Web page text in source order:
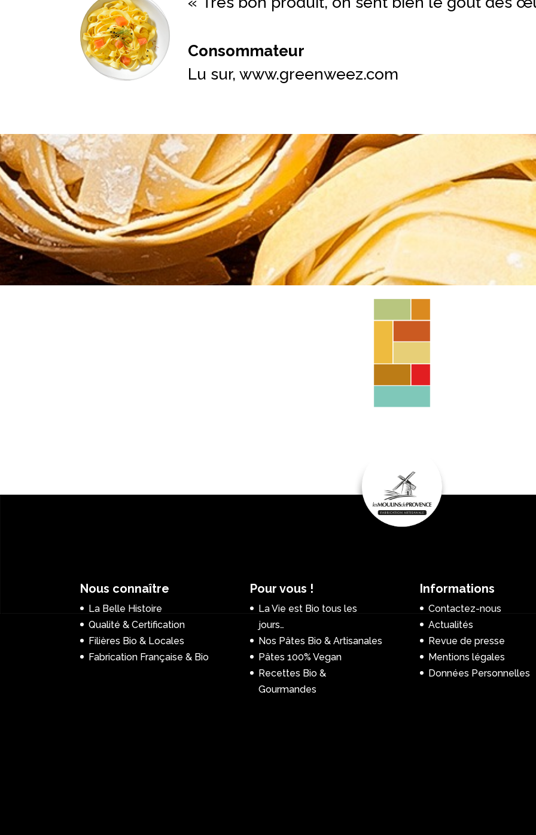
Consommateur
Lu sur,www.greenweez.com
Nous connaître
La Belle Histoire
Qualité & Certification
Filières Bio & Locales
Fabrication Française & Bio
Pour vous !
La Vie est Bio tous les
jours…
Nos Pâtes Bio & Artisanales
Pâtes 100% Vegan
Recettes Bio &
Gourmandes
Informations
Contactez-nous
Actualités
Revue de presse
Mentions légales
Données Personnelles